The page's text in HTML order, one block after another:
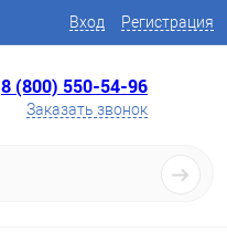
Вход Регистрация
8 (800) 550-54-96
Заказать звонок